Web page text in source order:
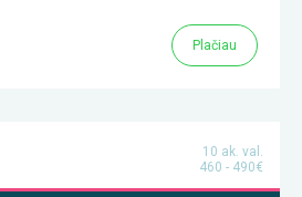
Plačiau
10 ak. val.
460 - 490€